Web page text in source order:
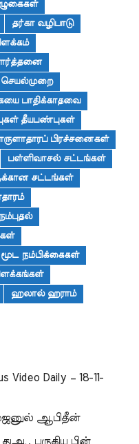
தர்கா வழிபாடு
பாதிக்காதவை
தீயபண்புகள்
பிரச்சனைகள்
பள்ளிவாசல் சட்டங்கள்
சட்டங்கள்
மூட நம்பிக்கைகள்
ஹலால் ஹராம்
Video Daily – 18-11-
ஆபிதீன்
துஆ, பருகிய பின்